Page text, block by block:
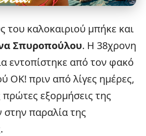
του καλοκαιριού μπήκε και
Σπυροπούλου. Η 38χρονη
εντοπίστηκε από τον φακό
ΟΚ! πριν από λίγες ημέρες,
πρώτες εξορμήσεις της
στην παραλία της